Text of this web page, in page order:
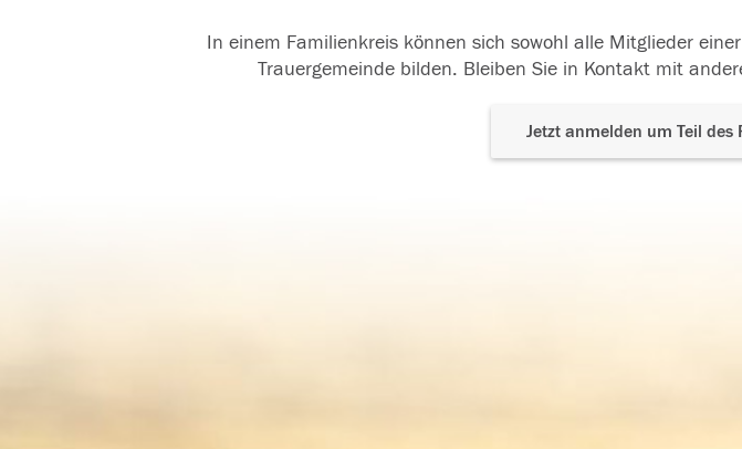
In einem Familienkreis können sich sowohl alle Mitglieder
Trauergemeinde bilden. Bleiben Sie in Kontakt mit
Jetzt anmelden um Teil des